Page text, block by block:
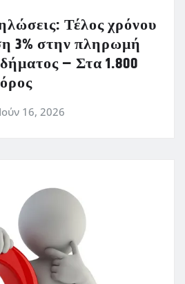
Τέλος χρόνου
3% στην πληρωμή
– Στα 1.800
Ιούν 16, 2026